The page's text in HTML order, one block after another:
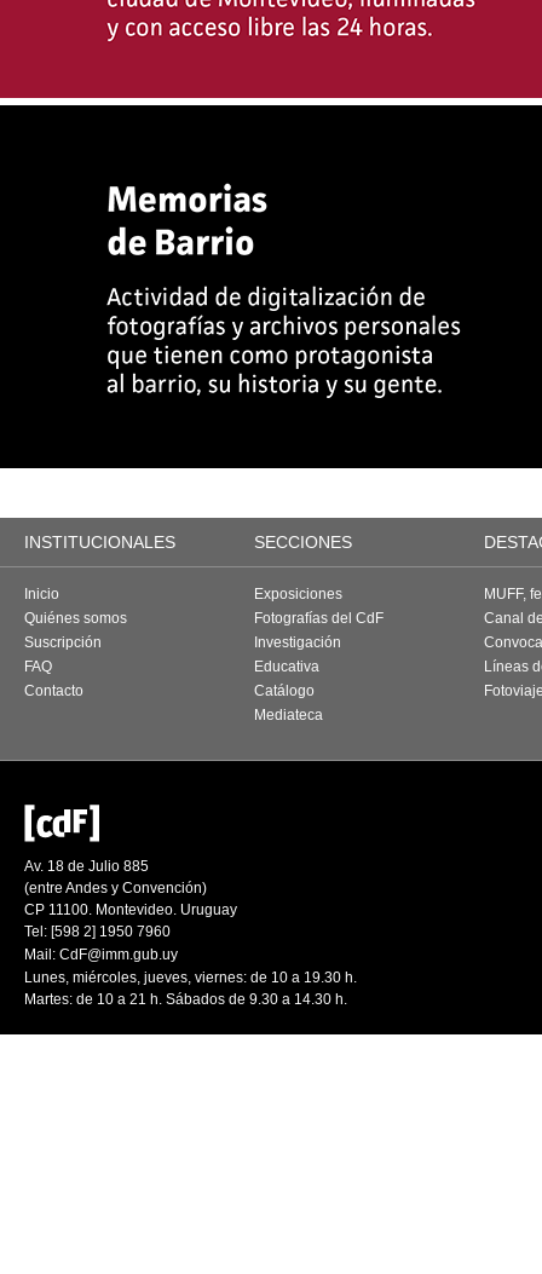
INSTITUCIONALES SECCIONES
Inicio
Quiénes somos
Suscripción
FAQ
Contacto
Exposiciones
Fotografías del CdF
Investigación
Educativa
Catálogo
Mediateca
MUFF,
Canal
Líneas
Av. 18 de Julio 885
(entre Andes y Convención)
CP 11100. Montevideo. Uruguay
Tel: [598 2] 1950 7960
Mail: CdF@imm.gub.uy
Lunes, miércoles, jueves, viernes: de 10 a 19.30 h.
Martes: de 10 a 21 h. Sábados de 9.30 a 14.30 h.